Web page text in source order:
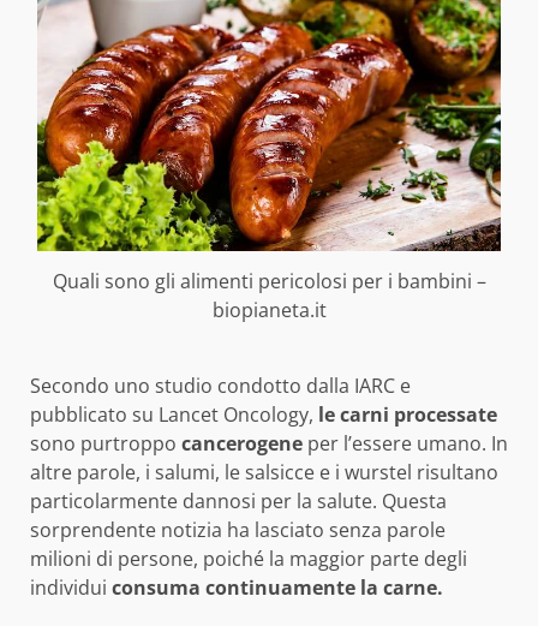
Quali sono gli alimenti pericolosi per i bambini –
biopianeta.it
Secondo uno studio condotto dalla IARC e
pubblicato su Lancet Oncology, le carni processate
sono purtroppo cancerogene per l’essere umano. In
altre parole, i salumi, le salsicce e i wurstel risultano
particolarmente dannosi per la salute. Questa
sorprendente notizia ha lasciato senza parole
milioni di persone, poiché la maggior parte degli
individui consuma continuamente la carne.